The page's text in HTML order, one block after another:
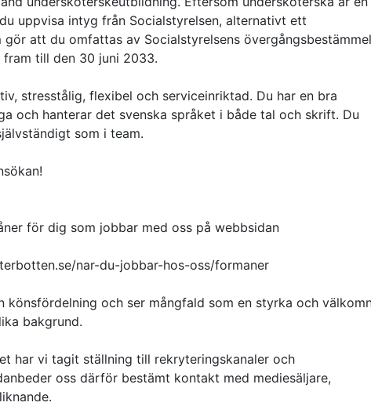
uppvisa intyg från Socialstyrelsen, alternativt ett
att du omfattas av Socialstyrelsens
till den 30 juni 2033.
stresstålig, flexibel och serviceinriktad. Du har en bra
och hanterar det svenska språket i både tal och skrift. Du
som i team.
för dig som jobbar med oss på webbsidan
nar-du-jobbar-hos-oss/formaner
könsfördelning och ser mångfald som en styrka och
bakgrund.
har vi tagit ställning till rekryteringskanaler och
oss därför bestämt kontakt med mediesäljare,